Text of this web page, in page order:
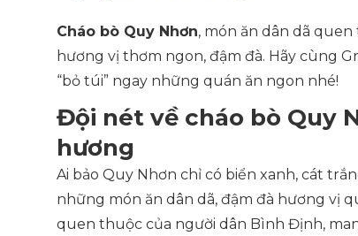
Cháo bò Quy Nhơn, món ăn dân dã quen
hương vị thơm ngon, đậm đà. Hãy cùng
“bỏ túi” ngay những quán ăn ngon nhé!
Đội nét về cháo bò Quy
hương
Ai bảo Quy Nhơn chỉ có biển xanh, cát
những món ăn dân dã, đậm đà hương vị
quen thuộc của người dân Bình Định,